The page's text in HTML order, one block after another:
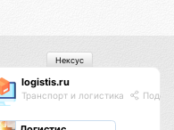
logistis.ru
Транспорт и логистика
Нексус